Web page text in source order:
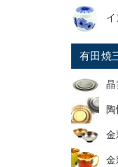
有田焼
晶
金
金